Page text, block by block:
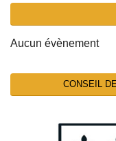
Aucun évènement
CONSEIL